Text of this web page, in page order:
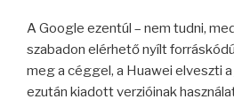
A Google ezentúl – nem tudni,
szabadon elérhető nyílt
meg a céggel, a Huawei elveszti
ezután kiadott verzióinak